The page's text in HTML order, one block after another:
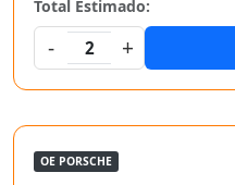
Total Estimado:
-
2 +
OE PORSCHE